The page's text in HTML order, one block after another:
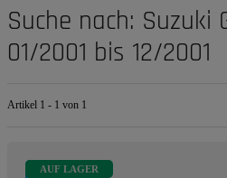
Suche nach: Suzuki
01/2001 bis 12/2001
Artikel 1 - 1 von 1
AUF LAGER